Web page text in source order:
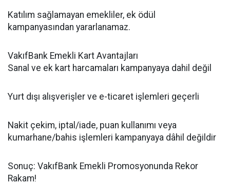
Katılım sağlamayan emekliler, ek ödül
kampanyasından yararlanamaz.
VakıfBank Emekli Kart Avantajları
Sanal ve ek kart harcamaları kampanyaya dahil değil
Yurt dışı alışverişler ve e-ticaret işlemleri geçerli
Nakit çekim, iptal/iade, puan kullanımı veya
kumarhane/bahis işlemleri kampanyaya dâhil değildir
Sonuç: VakıfBank Emekli Promosyonunda Rekor
Rakam!